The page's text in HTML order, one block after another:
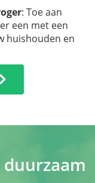
: Toe aan
een met een
huishouden en
duurzaam